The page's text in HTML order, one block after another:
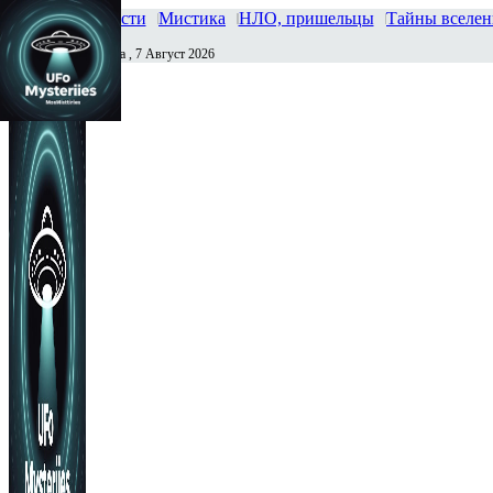
Главная Новости Мистика НЛО, пришельцы Тайны
Сегодня Пятница , 7 Август 2026